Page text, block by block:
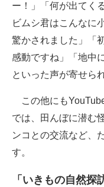
ー！」「何が出てく
ビムシ君はこんなに
驚かされました」「
感動ですね」「地中
といった声が寄せら
この他にも
では、田んぼに潜む
ンコとの交流など、
す。
「いきもの自然探